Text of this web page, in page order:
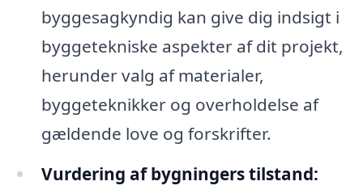
byggesagkyndig kan give dig indsigt i
byggetekniske aspekter af dit projekt,
herunder valg af materialer,
byggeteknikker og overholdelse af
gældende love og forskrifter.
Vurdering af bygningers tilstand: